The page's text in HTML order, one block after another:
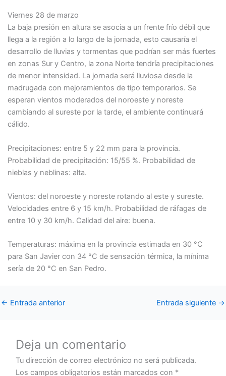
Viernes 28 de marzo
La baja presión en altura se asocia a un frente frío débil que
llega a la región a lo largo de la jornada, esto causaría el
desarrollo de lluvias y tormentas que podrían ser más fuertes
en zonas Sur y Centro, la zona Norte tendría precipitaciones
de menor intensidad. La jornada será lluviosa desde la
madrugada con mejoramientos de tipo temporarios. Se
esperan vientos moderados del noroeste y noreste
cambiando al sureste por la tarde, el ambiente continuará
cálido.
Precipitaciones: entre 5 y 22 mm para la provincia.
Probabilidad de precipitación: 15/55 %. Probabilidad de
nieblas y neblinas: alta.
Vientos: del noroeste y noreste rotando al este y sureste.
Velocidades entre 6 y 15 km/h. Probabilidad de ráfagas de
entre 10 y 30 km/h. Calidad del aire: buena.
Temperaturas: máxima en la provincia estimada en 30 °C
para San Javier con 34 °C de sensación térmica, la mínima
sería de 20 °C en San Pedro.
← Entrada anterior Entrada siguiente →
Deja un comentario
Tu dirección de correo electrónico no será publicada.
Los campos obligatorios están marcados con *